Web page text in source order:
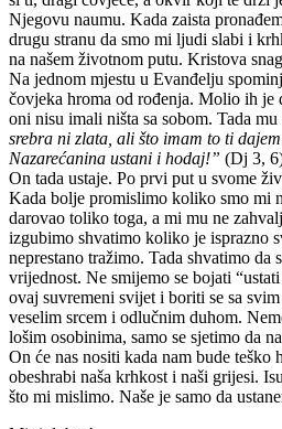
Njegovu naumu. Kada zaista
drugu stranu da smo mi ljudi slabi i
na našem životnom putu. Kristova
Na jednom mjestu u Evanđelju
čovjeka hroma od rođenja. Molio ih je
oni nisu imali ništa sa sobom. Tada mu
srebra ni zlata, ali što imam to ti
Nazarećanina ustani i hodaj!” (Dj 3,
On tada ustaje. Po prvi put u svome
Kada bolje promislimo koliko smo mi
darovao toliko toga, a mi mu ne
izgubimo shvatimo koliko je isprazno
neprestano tražimo. Tada shvatimo da
vrijednost. Ne smijemo se bojati
ovaj suvremeni svijet i boriti se sa
veselim srcem i odlučnim duhom.
lošim osobinima, samo se sjetimo da
On će nas nositi kada nam bude teško
obeshrabi naša krhkost i naši grijesi.
što mi mislimo. Naše je samo da